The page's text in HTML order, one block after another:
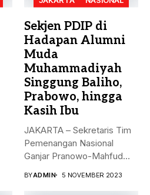
Sekjen PDIP di
Hadapan Alumni
Muda
Muhammadiyah
Singgung Baliho,
Prabowo, hingga
Kasih Ibu
JAKARTA – Sekretaris Tim
Pemenangan Nasional
Ganjar Pranowo-Mahfud
BYADMIN 5 NOVEMBER 2023